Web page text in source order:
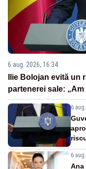
6 aug. 2026, 16:34
Ilie Bolojan evită un
partenerei sale:
6
6
Ana